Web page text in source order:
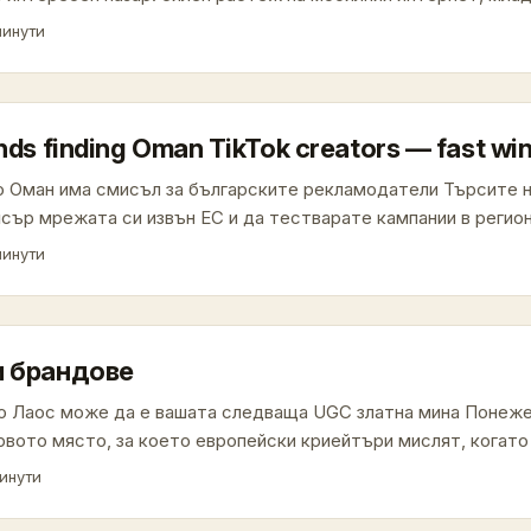
за откриване на локални таланти. Но търсенето на
логистика от другия край на континента. ...
finding Oman TikTok creators — fast win
има смисъл за българските рекламодатели Търсите
мрежата си извън ЕС и да тестварате кампании в
и растящ дигитален пазар? Оман често е
луксозни услуги и lifestyle съдържание. ...
брандове
Лаос може да е вашата следваща UGC златна мина
място, за което европейски криейтъри мислят,
Но именно това прави пазара интересен: по-малка
Наскоро наблюдението за short dramas (мини